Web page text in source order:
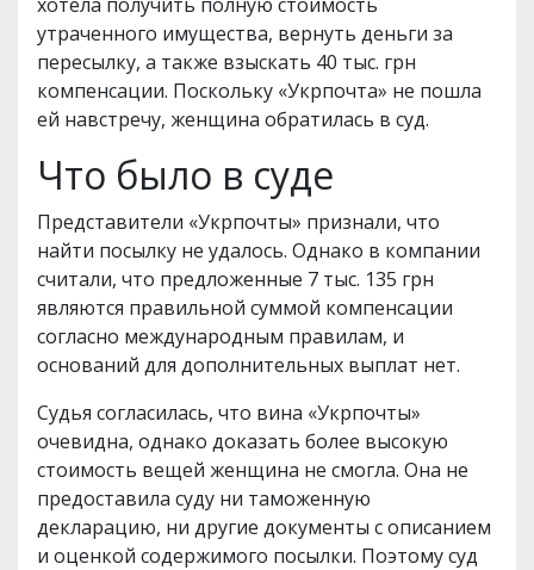
утраченного имущества, вернуть деньги за
пересылку, а также взыскать 40 тыс. грн
компенсации. Поскольку «Укрпочта» не пошла
ей навстречу, женщина обратилась в суд.
Что было в суде
Представители «Укрпочты» признали, что
найти посылку не удалось. Однако в компании
считали, что предложенные 7 тыс. 135 грн
являются правильной суммой компенсации
согласно международным правилам, и
оснований для дополнительных выплат нет.
Судья согласилась, что вина «Укрпочты»
очевидна, однако доказать более высокую
стоимость вещей женщина не смогла. Она не
предоставила суду ни таможенную
декларацию, ни другие документы с описанием
и оценкой содержимого посылки. Поэтому суд